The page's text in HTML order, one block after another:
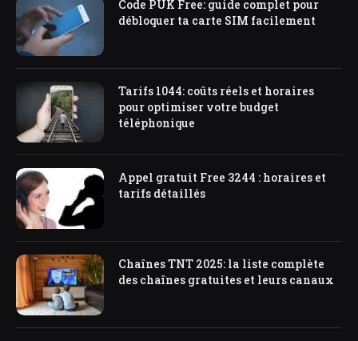
Code PUK Free: guide complet pour
débloquer ta carte SIM facilement
Tarifs 1044: coûts réels et horaires
pour optimiser votre budget
téléphonique
Appel gratuit Free 3244 : horaires et
tarifs détaillés
Chaînes TNT 2025: la liste complète
des chaînes gratuites et leurs canaux